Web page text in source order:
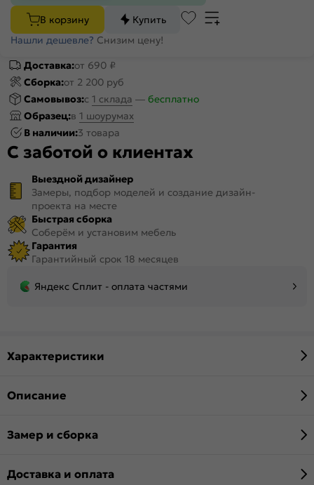
В корзину
Купить
Нашли дешевле? Снизим цену!
Доставка:от 690 ₽
Сборка:от 2 200 руб
Самовывоз:c 1 склада — бесплатно
Образец:в 1 шоурумах
В наличии:3 товара
С заботой о клиентах
Выездной дизайнер
Замеры, подбор моделей и создание дизайн-
проекта на месте
Быстрая сборка
Соберём и установим мебель
Гарантия
Гарантийный срок 18 месяцев
Яндекс Сплит - оплата частями
Характеристики
Описание
Замер и сборка
Доставка и оплата